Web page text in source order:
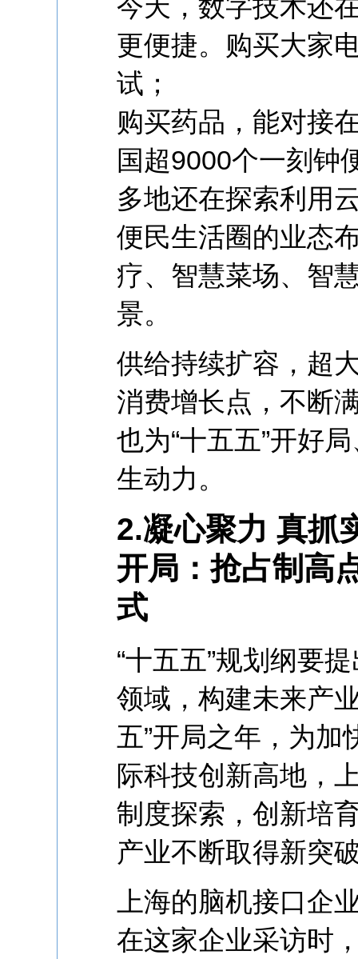
今天，数字技术还
更便捷。购买大家
试；
购买药品，能对接
国超9000个一刻钟
多地还在探索利用
便民生活圈的业态
疗、智慧菜场、智
景。
供给持续扩容，超
消费增长点，不断
也为“十五五”开好
生动力。
2.凝心聚力 真抓
开局：抢占制高
式
“十五五”规划纲要
领域，构建未来产
五”开局之年，为
际科技创新高地，
制度探索，创新培
产业不断取得新突
上海的脑机接口企
在这家企业采访时